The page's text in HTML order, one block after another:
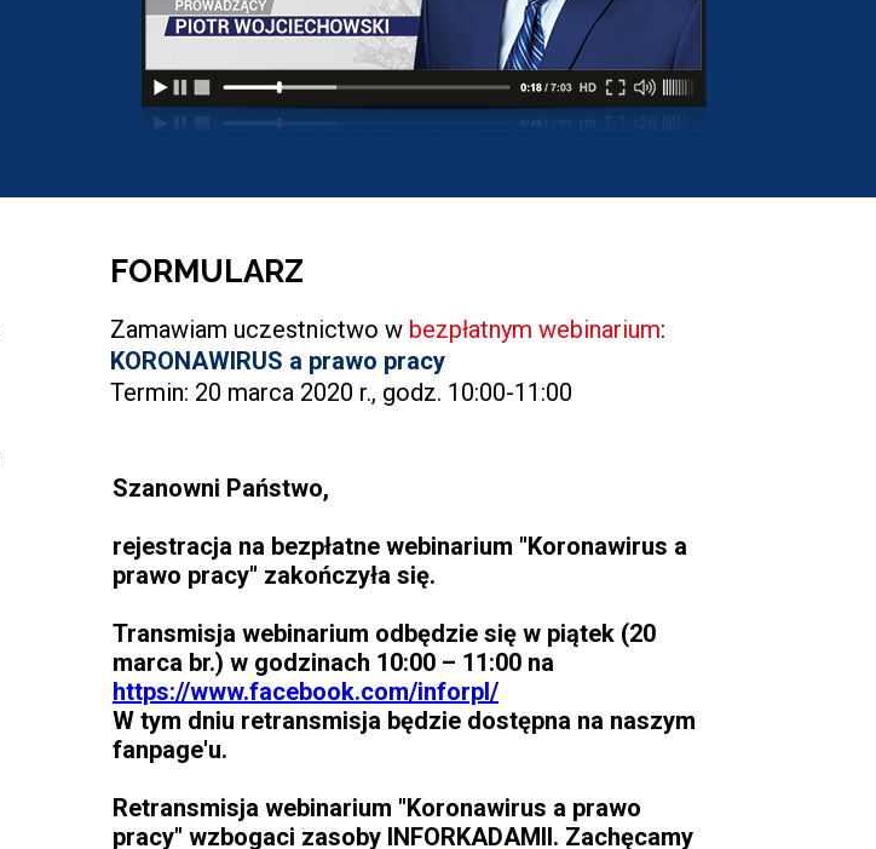
FORMULARZ
Zamawiam uczestnictwo w bezpłatnym webinarium:
KORONAWIRUS a prawo pracy
Termin: 20 marca 2020 r., godz. 10:00-11:00
Szanowni Państwo,
rejestracja na bezpłatne webinarium "Koronawirus a
prawo pracy" zakończyła się.
Transmisja webinarium odbędzie się w piątek (20
marca br.) w godzinach 10:00 – 11:00 na
https://www.facebook.com/inforpl/
W tym dniu retransmisja będzie dostępna na naszym
fanpage'u.
Retransmisja webinarium "Koronawirus a prawo
pracy" wzbogaci zasoby INFORKADAMII. Zachęcamy